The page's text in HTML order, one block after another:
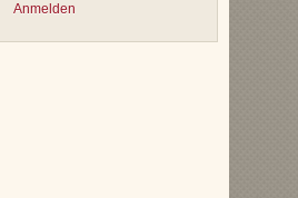
Anmelden